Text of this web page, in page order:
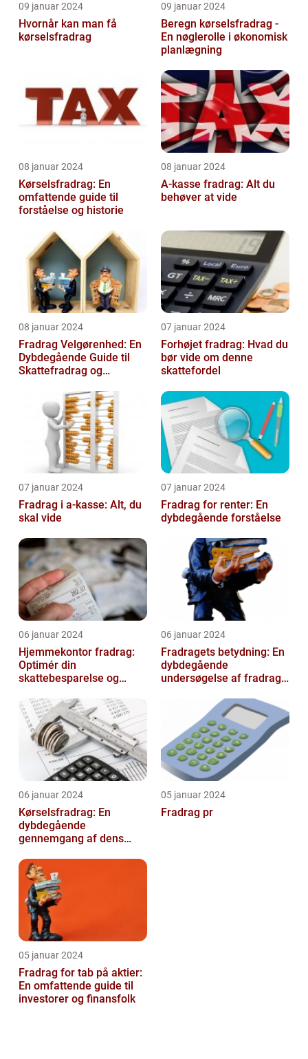
09 januar 2024
Hvornår kan man få
kørselsfradrag
09 januar 2024
Beregn kørselsfradrag -
En nøglerolle i økonomisk
planlægning
08 januar 2024
Kørselsfradrag: En
omfattende guide til
forståelse og historie
08 januar 2024
A-kasse fradrag: Alt du
behøver at vide
08 januar 2024
Fradrag Velgørenhed: En
Dybdegående Guide til
Skattefradrag og
07 januar 2024
Forhøjet fradrag: Hvad du
bør vide om denne
skattefordel
07 januar 2024
Fradrag i a-kasse: Alt, du
skal vide
07 januar 2024
Fradrag for renter: En
dybdegående forståelse
06 januar 2024
Hjemmekontor fradrag:
Optimér din
skattebesparelse og
06 januar 2024
Fradragets betydning: En
dybdegående
undersøgelse af fradrag
06 januar 2024
Kørselsfradrag: En
dybdegående
gennemgang af dens
over tid
05 januar 2024
Fradrag pr
05 januar 2024
Fradrag for tab på aktier:
En omfattende guide til
investorer og finansfolk